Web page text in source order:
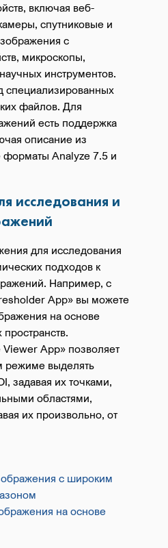
включая веб-
спутниковые и
с
микроскопы,
инструментов.
специализированных
файлов. Для
есть поддержка
описание из
форматы Analyze 7.5 и
исследования и
для исследования
подходов к
Например, с
App» вы можете
на основе
Аpp» позволяет
режиме выделять
задавая их точками,
областями,
их произвольно, от
с широким
на основе